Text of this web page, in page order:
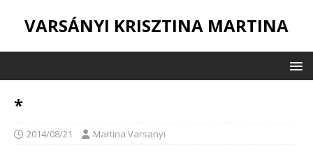
VARSÁNYI KRISZTINA MARTINA
*
2014/08/21 Martina Varsanyi